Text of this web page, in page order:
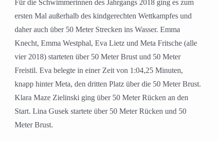
Für die Schwimmerinnen des Jahrgangs 2018 ging es zum
ersten Mal außerhalb des kindgerechten Wettkampfes und
daher auch über 50 Meter Strecken ins Wasser. Emma
Knecht, Emma Westphal, Eva Lietz und Meta Fritsche (alle
vier 2018) starteten über 50 Meter Brust und 50 Meter
Freistil. Eva belegte in einer Zeit von 1:04,25 Minuten,
knapp hinter Meta, den dritten Platz über die 50 Meter Brust.
Klara Maze Zielinski ging über 50 Meter Rücken an den
Start. Lina Gusek startete über 50 Meter Rücken und 50
Meter Brust.